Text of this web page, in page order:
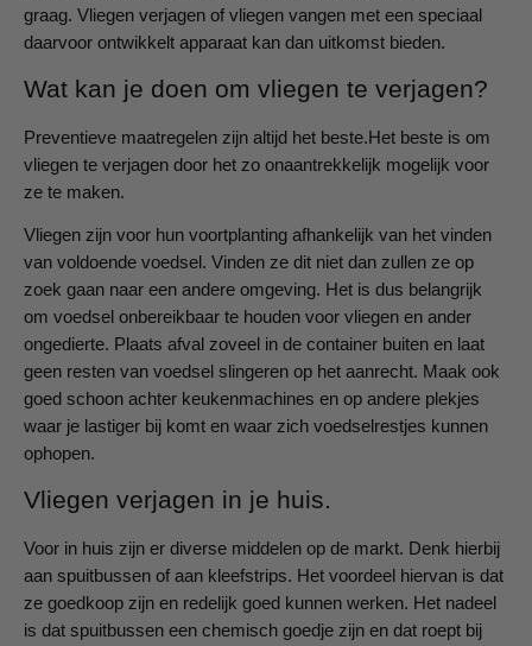
graag. Vliegen verjagen of vliegen vangen met een speciaal
daarvoor ontwikkelt apparaat kan dan uitkomst bieden.
Wat kan je doen om vliegen te verjagen?
Preventieve maatregelen zijn altijd het beste.Het beste is om
vliegen te verjagen door het zo onaantrekkelijk mogelijk voor
ze te maken.
Vliegen zijn voor hun voortplanting afhankelijk van het vinden
van voldoende voedsel. Vinden ze dit niet dan zullen ze op
zoek gaan naar een andere omgeving. Het is dus belangrijk
om voedsel onbereikbaar te houden voor vliegen en ander
ongedierte. Plaats afval zoveel in de container buiten en laat
geen resten van voedsel slingeren op het aanrecht. Maak ook
goed schoon achter keukenmachines en op andere plekjes
waar je lastiger bij komt en waar zich voedselrestjes kunnen
ophopen.
Vliegen verjagen in je huis.
Voor in huis zijn er diverse middelen op de markt. Denk hierbij
aan spuitbussen of aan kleefstrips. Het voordeel hiervan is dat
ze goedkoop zijn en redelijk goed kunnen werken. Het nadeel
is dat spuitbussen een chemisch goedje zijn en dat roept bij